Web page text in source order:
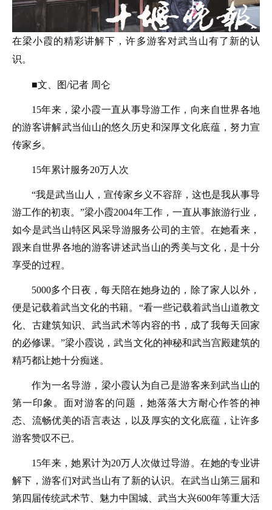
在梁小霞的精彩讲解下，许多游客对武当山有了新的认
识。
■文、图/记者 周仑
15年来，梁小霞一直从事导游工作，向来自世界各地
的游客讲解武当仙山的悠久历史和深厚文化底蕴，努力宣
传家乡。
15年累计服务20万人次
“我是武当山人，宣传家乡义不容辞，这也是我从事导
游工作的初衷。”梁小霞2004年工作，一直从事旅游行业，
如今是武当山特区风采导游服务公司的主管。在她看来，
跟来自世界各地的游客讲述武当山的秀美与文化，是十分
享受的过程。
5000多个日夜，每天陪在她身边的，除了家人以外，
便是记载着武当文化的书籍。“看一些记载着武当山道教文
化、古建筑知识、武当武术等内容的书，成了我每天回家
的必修课。”梁小霞说，武当文化的神秘和武当宫殿建筑的
精巧都让她十分痴迷。
作为一名导游，梁小霞认为自己是游客来到武当山的
第一印象。面对游客的问题，她落落大方耐心作答的神
态、流畅优美的语言表达，以及厚实的文化底蕴，让许多
游客赞叹不已。
15年来，她累计为20万人次做过导游。在她的专业讲
解下，游客们对武当山有了新的认识。在武当山第三届和
第四届传统武术节、魅力中国城、武当大兴600年等重大活